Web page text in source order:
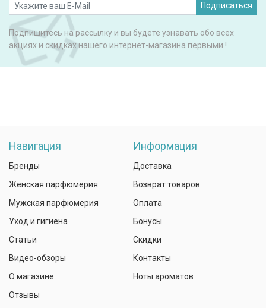
Подписаться
Подпишитесь на рассылку и вы будете узнавать обо всех
акциях и скидках нашего интернет-магазина первыми !
Навигация
Бренды
Женская парфюмерия
Мужская парфюмерия
Уход и гигиена
Статьи
Видео-обзоры
О магазине
Отзывы
Информация
Доставка
Возврат товаров
Оплата
Бонусы
Скидки
Контакты
Ноты ароматов